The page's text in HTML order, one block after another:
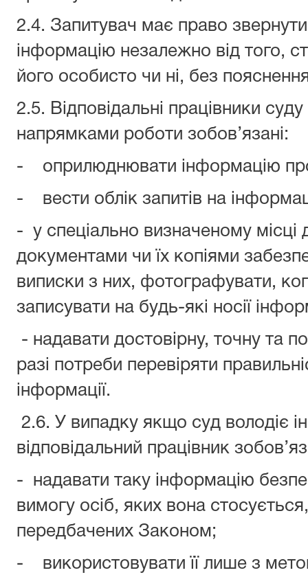
2.4. Запитувач має право
інформацію незалежно від того,
його особисто чи ні, без
2.5. Відповідальні працівники
напрямками роботи зобов’язані:
- оприлюднювати інформацію про
- вести облік запитів на
- у спеціально визначеному місці
документами чи їх копіями
виписки з них, фотографувати,
записувати на будь-які носії
- надавати достовірну, точну та
разі потреби перевіряти
інформації.
2.6. У випадку якщо суд володіє
відповідальний працівник
- надавати таку інформацію
вимогу осіб, яких вона
передбачених Законом;
- використовувати її лише з